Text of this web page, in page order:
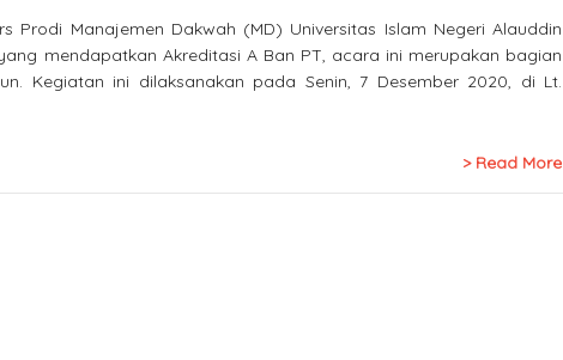
Prodi Manajemen Dakwah (MD) Universitas Islam Negeri Alauddin
mendapatkan Akreditasi A Ban PT, acara ini merupakan bagian
Kegiatan ini dilaksanakan pada Senin, 7 Desember 2020, di Lt.
Read More